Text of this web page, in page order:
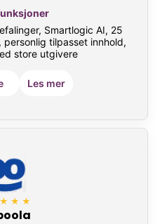
Smartlogic AI, 25
personlig tilpasset innhold,
store utgivere
Les mer